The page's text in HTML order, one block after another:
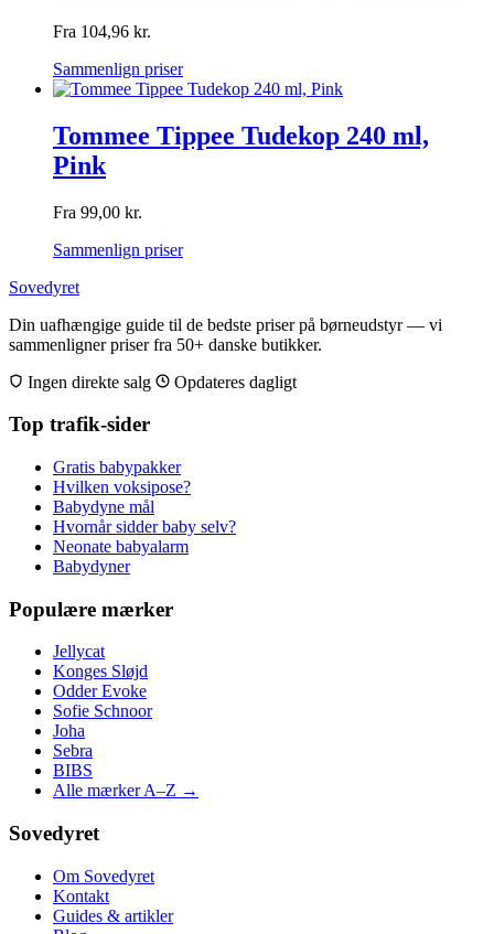
Fra 104,96 kr.
Sammenlign priser
Tommee Tippee Tudekop 240 ml,
Pink
Fra 99,00 kr.
Sammenlign priser
Sovedyret
Din uafhængige guide til de bedste priser på børneudstyr — vi
sammenligner priser fra 50+ danske butikker.
Ingen direkte salg
Opdateres dagligt
Top trafik-sider
Gratis babypakker
Hvilken voksipose?
Babydyne mål
Hvornår sidder baby selv?
Neonate babyalarm
Babydyner
Populære mærker
Jellycat
Konges Sløjd
Odder Evoke
Sofie Schnoor
Joha
Sebra
BIBS
Alle mærker A–Z →
Sovedyret
Om Sovedyret
Kontakt
Guides & artikler